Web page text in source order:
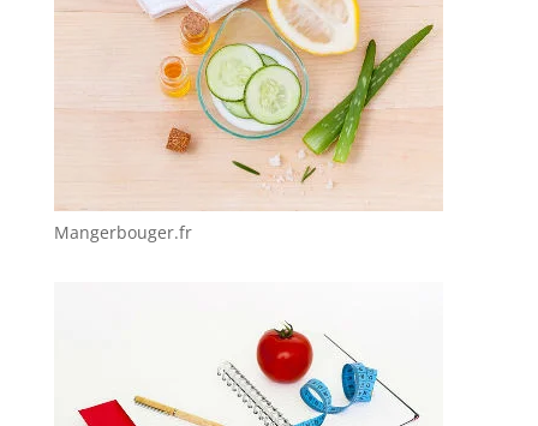
Mangerbouger.fr